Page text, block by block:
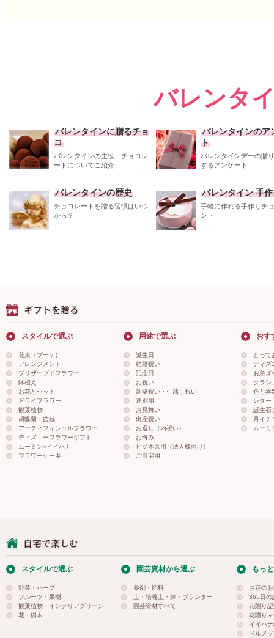
バレンタ
バレンタインに贈るチョ
コ
バレンタインの主役、チョコレ
ートについてご紹介
バレンタインのア
ト
バレンタインデーの贈
するアンケート
バレンタインの歴史
チョコレートを贈る習慣はいつ
から？
バレンタイン 手
手軽に作れる手作りチ
ント
スタイルで選ぶ
花束（ブーケ）
アレンジメント
プリザーブドフラワー
鉢植え
お花とセット
ドライフラワー
観葉植物
胡蝶蘭・盆栽
アーティフィシャルフラワー
ディズニーフラワーギフト
ムーミン×イイハナ
フラワーケーキ
用途で選ぶ
誕生日
結婚祝い
記念日
お祝い
新築祝い・引越し祝い
送別用
お見舞い
出産祝い
お返し（内祝い）
お悔み
ビジネス用（法人様向け）
ご自宅用
おす
とって
ディズ
お急ぎ
クラシ
色と本
レター
誕生石
月イチ
ムーミ
スタイルで選ぶ
野菜・ハーブ
フルーツ・果樹
観葉植物・インテリアグリーン
花・樹木
園芸資材から選ぶ
薬剤・肥料
土・培養土・鉢・プランター
園芸資材すべて
もっ
お花の
365日の
花贈り
花贈り
イイハ
ベルメ